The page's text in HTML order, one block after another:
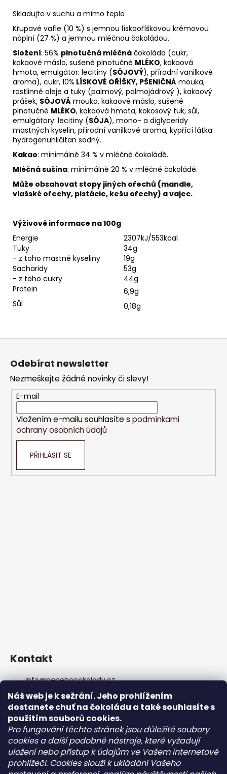
Náš web je k sežrání. Jeho prohlížením
dostanete chuť na čokoládu a také souhlasíte s
použitím souborů cookies.
Pro fungování těchto stránek jsou důležité soubory
cookies a další podobné nástroje, které vyžadují
uložení nebo přístup k údajům ve Vašem internetové
prohlížeči. Cookies slouží k ukládání Vašeho
Skladujte v suchu a mimo teplo
Křupavé vafle (10 %) s jemnou lískooříškovou krémovou
náplní (27 %) a jemnou mléčnou čokoládou.
Složení: 56% plnotučná mléčná čokoláda (cukr,
kakaové máslo, sušené plnotučné MLÉKO, kakaová
hmota, emulgátor: lecitiny (SÓJOVÝ), přírodní vanilkové
aroma), cukr, 10% LÍSKOVÉ OŘÍŠKY, PŠENIČNÁ mouka,
rostlinné oleje a tuky (palmový, palmojádrový ), kakaový
prášek, SÓJOVÁ mouka, kakaové máslo, sušené
plnotučné MLÉKO, kakaová hmota, kokosový tuk, sůl,
emulgátory: lecitiny (SÓJA), mono- a diglyceridy
mastných kyselin, přírodní vanilkové aroma, kypřící látka:
hydrogenuhličitan sodný.
Kakao: minimálně 34 % v mléčné čokoládě.
Mléčná sušina: minimálně 20 % v mléčné čokoládě.
Může obsahovat stopy jiných ořechů (mandle,
vlašské ořechy, pistácie, kešu ořechy) a vajec.
Výživové informace na 100g
Energie
2307kJ/553kcal
Tuky
34g
- z toho mastné kyseliny
19g
Sacharidy
53g
- z toho cukry
44g
Protein
6,9g
Sůl
0,18g
Kč
Z
Odebírat newsletter
Nezmeškejte žádné novinky či slevy!
E-mail
Vložením e-mailu souhlasíte s podmínkami
ochrany osobních údajů
PŘIHLÁSIT SE
Kontakt
info@pepehocokolady.cz
+420702085600
+420702085600
Pepeho čokolády
pepehocokolady.cz
Informace pro vás